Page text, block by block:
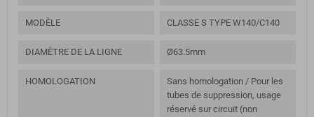
MODÈLE CLASSE S TYPE W140/C140
DIAMÈTRE DE LA LIGNE Ø63.5mm
HOMOLOGATION
Sans homologation / Pour les
tubes de suppression, usage
réservé sur circuit (non